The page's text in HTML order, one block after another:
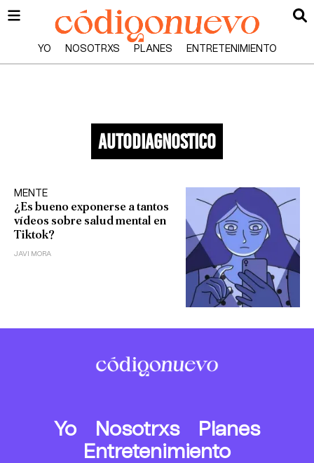
YO NOSOTRXS PLANES ENTRETENIMIENTO
autodiagnostico
MENTE
¿Es bueno exponerse a tantos
vídeos sobre salud mental en
Tiktok?
JAVI MORA
Yo Nosotrxs
Planes
Entretenimiento